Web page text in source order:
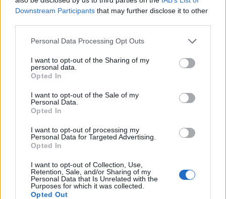
Downstream Participants that may further disclose it to other
Personal Data Processing Opt Outs
I want to opt-out of the Sharing of my
personal data.
Opted In
I want to opt-out of the Sale of my
Personal Data.
Opted In
I want to opt-out of processing my
Personal Data for Targeted Advertising.
Opted In
I want to opt-out of Collection, Use,
Retention, Sale, and/or Sharing of my
Personal Data that Is Unrelated with the
Purposes for which it was collected.
Opted Out
Publicidad